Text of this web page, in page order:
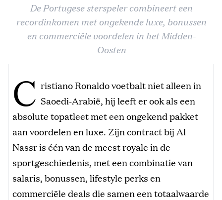
De Portugese sterspeler combineert een
recordinkomen met ongekende luxe, bonussen
en commerciële voordelen in het Midden-
Oosten
C ristiano Ronaldo voetbalt niet alleen in
Saoedi-Arabië, hij leeft er ook als een
absolute topatleet met een ongekend pakket
aan voordelen en luxe. Zijn contract bij Al
Nassr is één van de meest royale in de
sportgeschiedenis, met een combinatie van
salaris, bonussen, lifestyle perks en
commerciële deals die samen een totaalwaarde